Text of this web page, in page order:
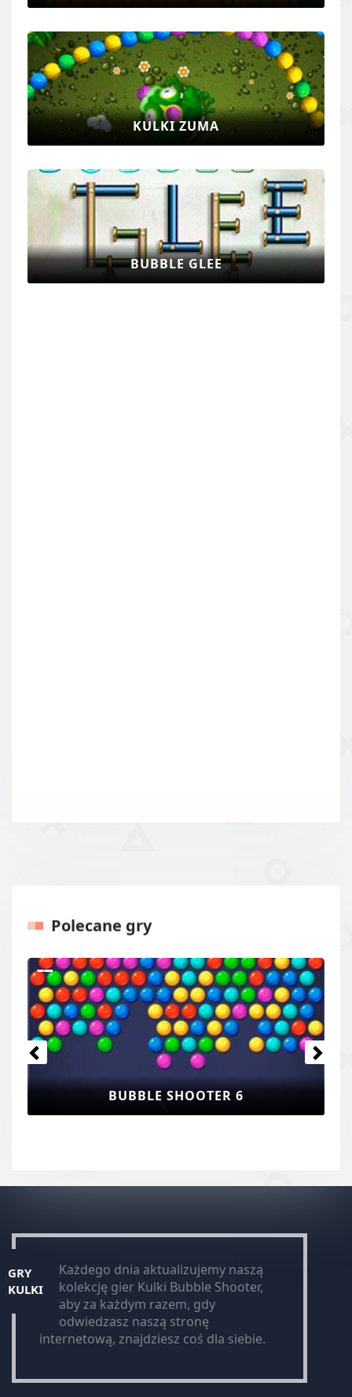
KULKI ZUMA
BUBBLE GLEE
Polecane gry
BUBBLE SHOOTER 6
Poprzednie
GRY
KULKI
Każdego dnia aktualizujemy naszą
kolekcję gier Kulki Bubble Shooter,
aby za każdym razem, gdy
odwiedzasz naszą stronę
internetową, znajdziesz coś dla siebie.